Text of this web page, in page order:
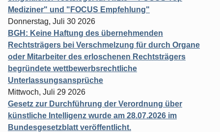
Mediziner" und "FOCUS Empfehlung"
Donnerstag, Juli 30 2026
BGH: Keine Haftung des übernehmenden
Rechtsträgers bei Verschmelzung für durch Organe
oder Mitarbeiter des erloschenen Rechtsträgers
begründete wettbewerbsrechtliche
Unterlassungsansprüche
Mittwoch, Juli 29 2026
Gesetz zur Durchführung der Verordnung über
künstliche Intelligenz wurde am 28.07.2026 im
Bundesgesetzblatt veröffentlicht.